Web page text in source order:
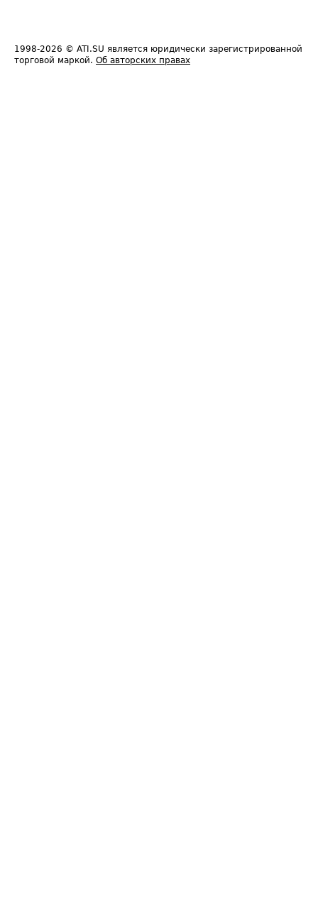
1998-2026 © ATI.SU является юридически зарегистрированной
торговой маркой. Об авторских правах